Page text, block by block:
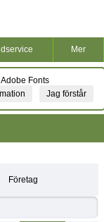
Mer
Fonts
Jag förstår
Företag